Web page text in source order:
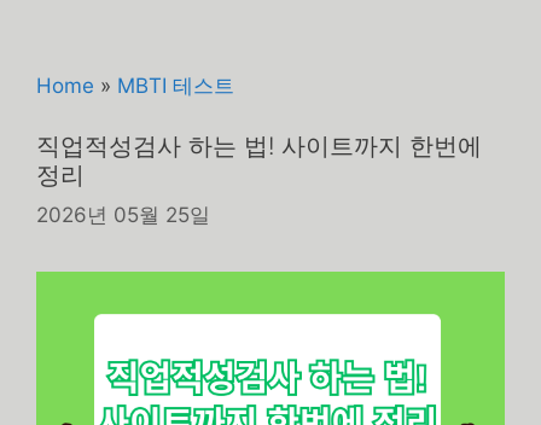
Home » MBTI 테스트
직업적성검사 하는 법! 사이트까지 한번에
정리
2026년 05월 25일